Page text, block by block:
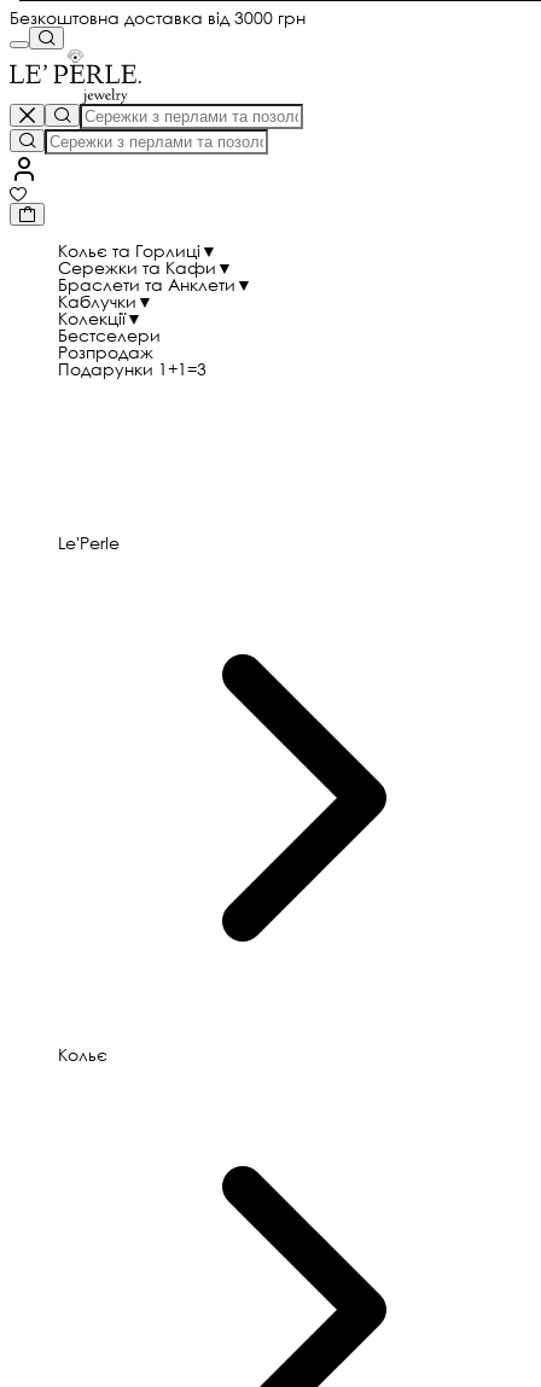
Безкоштовна доставка від 3000 грн
Кольє та Горлиці ▼
Сережки та Кафи ▼
Браслети та Анклети ▼
Каблучки ▼
Колекції▼
Бестселери
Розпродаж
Подарунки 1+1=3
Le'Perle
Кольє